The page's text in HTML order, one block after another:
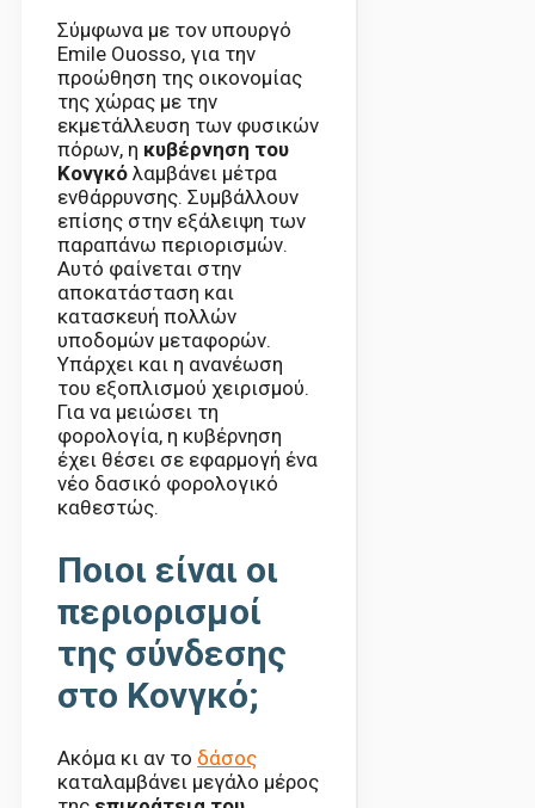
Σύμφωνα με τον υπουργό
Emile Ouosso, για την
προώθηση της οικονομίας
της χώρας με την
εκμετάλλευση των φυσικών
πόρων, η κυβέρνηση του
Κονγκό λαμβάνει μέτρα
ενθάρρυνσης. Συμβάλλουν
επίσης στην εξάλειψη των
παραπάνω περιορισμών.
Αυτό φαίνεται στην
αποκατάσταση και
κατασκευή πολλών
υποδομών μεταφορών.
Υπάρχει και η ανανέωση
του εξοπλισμού χειρισμού.
Για να μειώσει τη
φορολογία, η κυβέρνηση
έχει θέσει σε εφαρμογή ένα
νέο δασικό φορολογικό
καθεστώς.
Ποιοι είναι οι
περιορισμοί
της σύνδεσης
στο Κονγκό;
Ακόμα κι αν το δάσος
καταλαμβάνει μεγάλο μέρος